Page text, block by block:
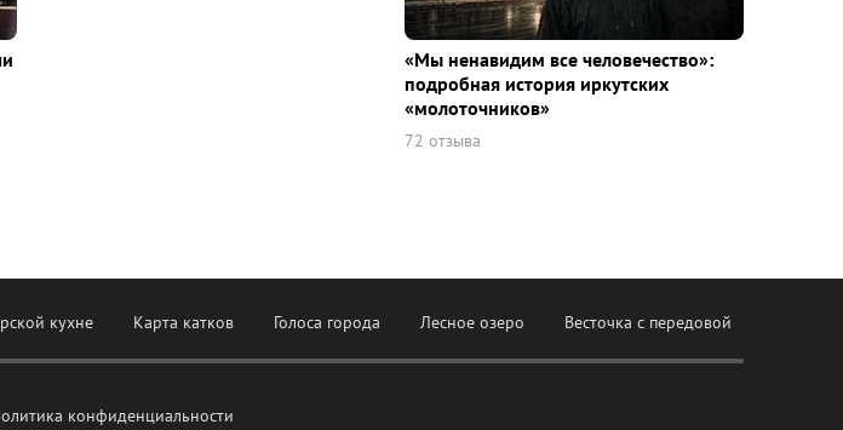
«Мы ненавидим все человечество»:
подробная история иркутских
«молоточников»
72 отзыва
кухне Карта катков Голоса города Лесное озеро Весточка с передовой
конфиденциальности